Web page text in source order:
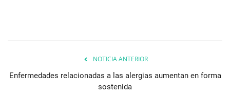
NOTICIA ANTERIOR
Enfermedades relacionadas a las alergias aumentan en forma
sostenida